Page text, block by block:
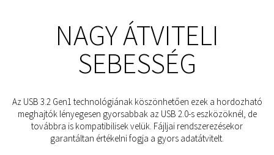
NAGY ÁTVITELI
SEBESSÉG
Az USB 3.2 Gen1 technológiának köszönhetően ezek a hordozható
meghajtók lényegesen gyorsabbak az USB 2.0-s eszközöknél, de
továbbra is kompatibilisek velük. Fájljai rendszerezésekor
garantáltan értékelni fogja a gyors adatátvitelt.